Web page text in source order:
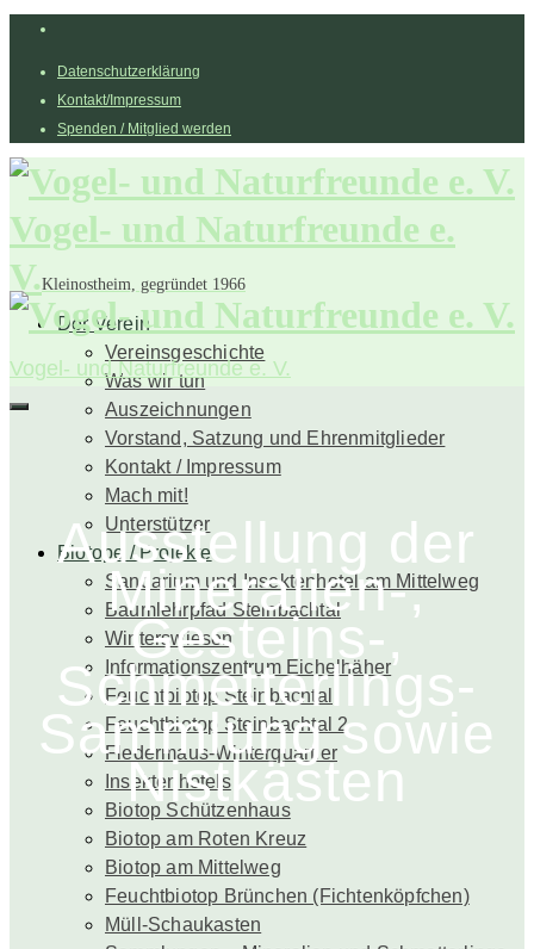
Datenschutzerklärung
Kontakt/Impressum
Spenden / Mitglied werden
Vogel- und Naturfreunde e.
V.Kleinostheim, gegründet 1966
Der Verein
Vereinsgeschichte
Was wir tun
Auszeichnungen
Vorstand, Satzung und Ehrenmitglieder
Kontakt / Impressum
Mach mit!
Unterstützer
Biotope / Projekte
Sandarium und Insektenhotel am Mittelweg
Baumlehrpfad Steinbachtal
Winterswiesen
Informationszentrum Eichelhäher
Feuchtbiotop Steinbachtal
Feuchtbiotop Steinbachtal 2
Fledermaus-Winterquartier
Insektenhotels
Biotop Schützenhaus
Biotop am Roten Kreuz
Biotop am Mittelweg
Feuchtbiotop Brünchen (Fichtenköpfchen)
Müll-Schaukasten
Vogel- und Naturfreunde e. V.
Ausstellung der
Mineralien-,
Gesteins-,
Schmetterlings-
Sammlung sowie
Nistkästen